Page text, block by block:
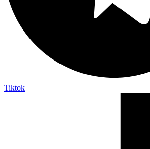
Tiktok